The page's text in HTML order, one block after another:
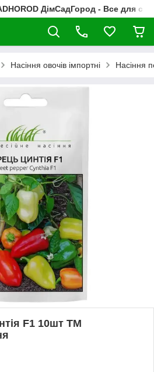
ДімСадГород - Все для
Насіння овочів імпортні Насіння
F1 10шт ТМ